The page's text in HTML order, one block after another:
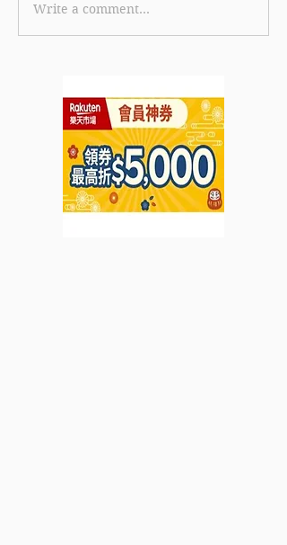
《Farfetch 優惠》-會員
購買指定正價商品滿USD
至2022年5月20日)
Write a comment...